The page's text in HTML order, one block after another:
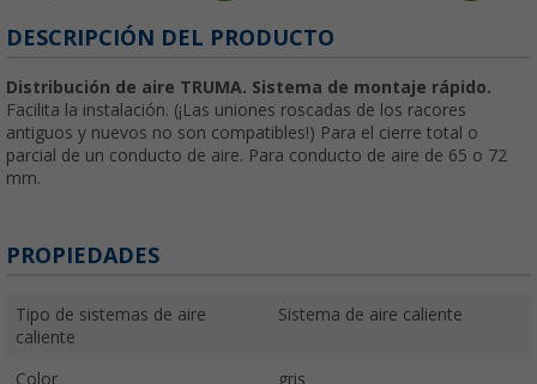
DESCRIPCIÓN DEL PRODUCTO
Distribución de aire TRUMA. Sistema de montaje rápido.
Facilita la instalación. (¡Las uniones roscadas de los racores
antiguos y nuevos no son compatibles!) Para el cierre total o
parcial de un conducto de aire. Para conducto de aire de 65 o 72
mm.
PROPIEDADES
Tipo de sistemas de aire
caliente
Sistema de aire caliente
Color gris